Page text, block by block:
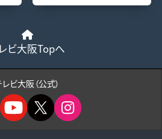
ビ大阪Topへ
ビ大阪（公式）